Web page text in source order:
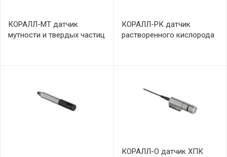
КОРАЛЛ-МТ датчик
мутности и твердых частиц
КОРАЛЛ-РК датчик
растворенного кислорода
КОРАЛЛ-О датчик ХПК